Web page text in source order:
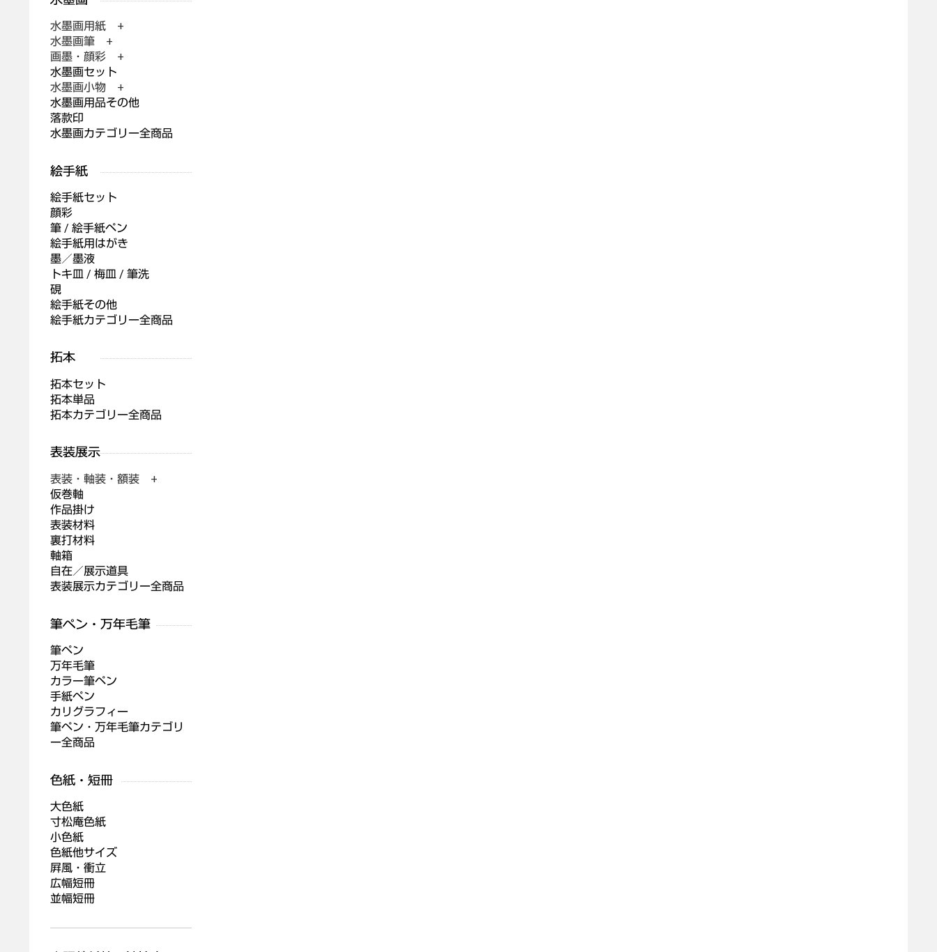
水墨画用紙 +
水墨画筆 +
画墨・顔彩 +
水墨画セット
水墨画小物 +
水墨画用品その他
落款印
水墨画カテゴリー全商品
絵手紙セット
顔彩
筆 / 絵手紙ペン
絵手紙用はがき
墨／墨液
トキ皿 / 梅皿 / 筆洗
硯
絵手紙その他
絵手紙カテゴリー全商品
拓本セット
拓本単品
拓本カテゴリー全商品
表装・軸装・額装 +
仮巻軸
作品掛け
表装材料
裏打材料
軸箱
自在／展示道具
表装展示カテゴリー全商品
筆ペン
万年毛筆
カラー筆ペン
手紙ペン
カリグラフィー
筆ペン・万年毛筆カテゴリ
ー全商品
大色紙
寸松庵色紙
小色紙
色紙他サイズ
屛風・衝立
広幅短冊
並幅短冊